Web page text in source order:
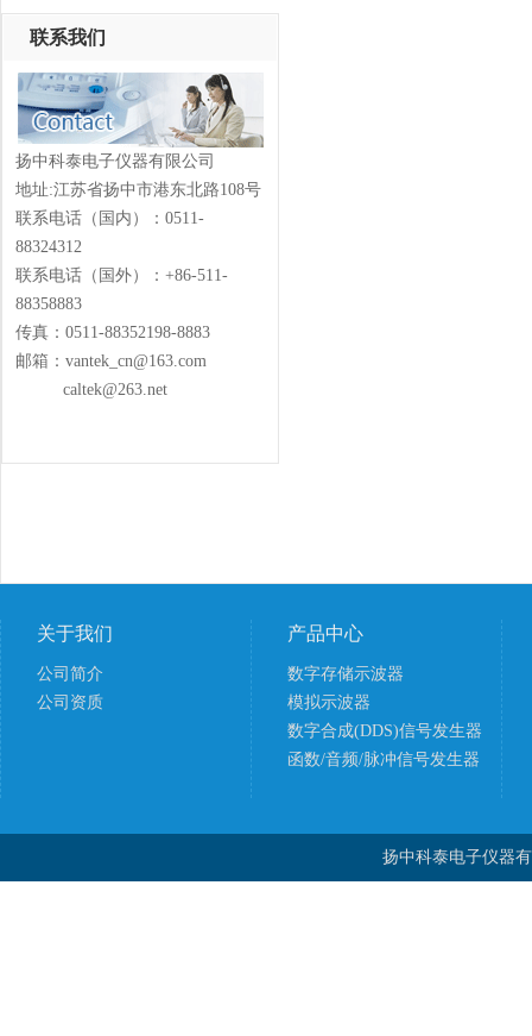
联系我们
扬中科泰电子仪器有限公司
地址:江苏省扬中市港东北路108号
联系电话（国内）：0511-
88324312
联系电话（国外）：+86-511-
88358883
传真：0511-88352198-8883
邮箱：vantek_cn@163.com
caltek@263.net
关于我们
公司简介
公司资质
产品中心
数字存储示波器
模拟示波器
数字合成(DDS)信号发生器
函数/音频/脉冲信号发生器
扬中科泰电子仪器